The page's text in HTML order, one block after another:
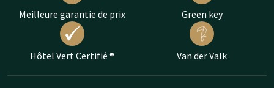
Meilleure garantie de prix Green key
Hôtel Vert Certifié ® Van der Valk